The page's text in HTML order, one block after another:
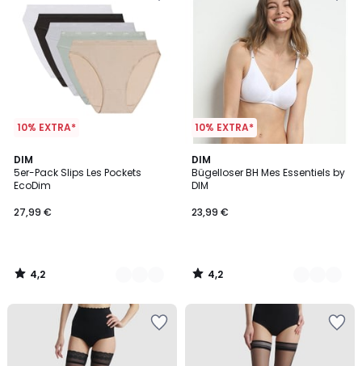
10% EXTRA*
DIM
5er-Pack Slips Les Pockets
EcoDim
27,99 €
4,2
/ 5
2
Farben
4,2
/
10% EXTRA*
DIM
Bügelloser BH Mes Essentiels by
DIM
23,99 €
4,2
/ 5
3
Farben
4,2
/